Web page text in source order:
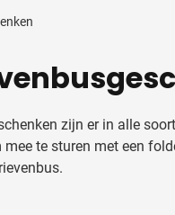
& Kantoor categorie
categorie
categorie
categorie
categorie
zijn er in alle
mee te sturen met een